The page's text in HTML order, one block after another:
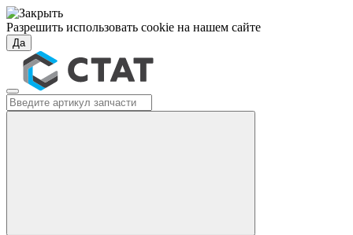
Разрешить использовать cookie на нашем сайте
Да